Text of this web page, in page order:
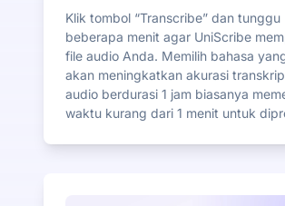
Klik tombol “Transcribe” dan tunggu
beberapa menit agar UniScribe
file audio Anda. Memilih bahasa
akan meningkatkan akurasi
audio berdurasi 1 jam biasanya
waktu kurang dari 1 menit untuk